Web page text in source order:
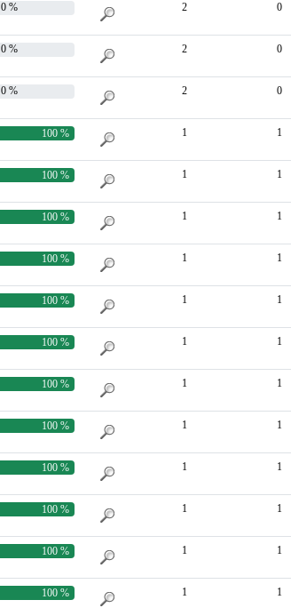
0 % 2 0
0 % 2 0
0 % 2 0
100 % 1 1
100 % 1 1
100 % 1 1
100 % 1 1
100 % 1 1
100 % 1 1
100 % 1 1
100 % 1 1
100 % 1 1
100 % 1 1
100 % 1 1
100 % 1 1